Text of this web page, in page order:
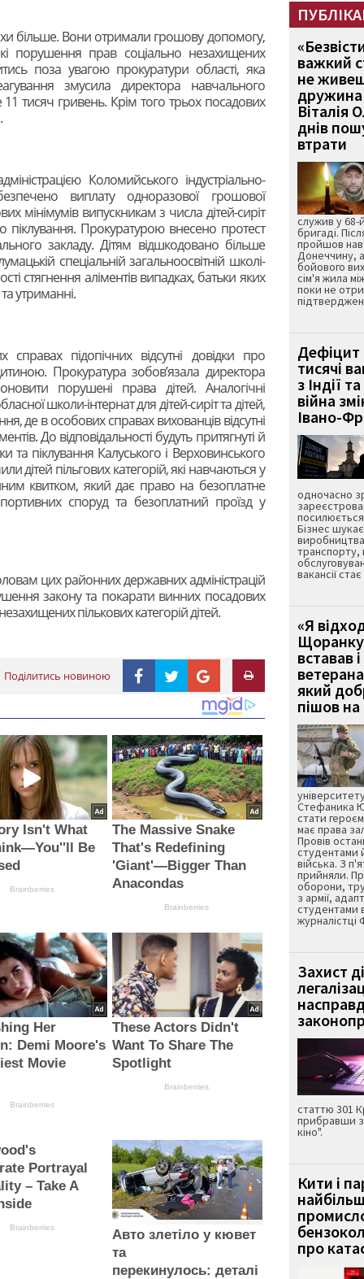
більше. Вони отримали грошову допомогу,
порушення прав соціально незахищених
поза увагою прокуратури області, яка
змусила директора навчального
тисяч гривень. Крім того трьох посадових
Коломийського індустріально-
виплату одноразової грошової
мінімумів випускникам з числа дітей-сиріт
піклування. Прокуратурою внесено протест
закладу. Дітям відшкодовано більше
спеціальній загальноосвітній школі-
стягнення аліментів випадках, батьки яких
утриманні.
підопічних відсутні довідки про
Прокуратура зобов’язала директора
порушені права дітей. Аналогічні
школи-інтернат для дітей-сиріт та дітей,
де в особових справах вихованців відсутні
До відповідальності будуть притягнуті й
та піклування Калуського і Верховинського
дітей пільгових категорій, які навчаються у
квитком, який дає право на безоплатне
спортивних споруд та безоплатний проїзд у
цих районних державних адміністрацій
закону та покарати винних посадових
пількових категорій дітей.
Поділитись новиною
Isn't What
Be
Brainberries
The Massive Snake
That's Redefining
'Giant'—Bigger Than
Anacondas
Brainberries
Her
Demi Moore's
Movie
Brainberries
These Actors Didn't
Want To Share The
Spotlight
Brainberries
Portrayal
– Take A
Brainberries
Авто злетіло у кювет
та
перекинулось: деталі
важкий
не
дружина
Віталія
днів
втрати
служив у 68-
бригаді.
пройшов
Донеччину,
бойового
сім'я жила
поки не
Дефіцит
тисячі
з Індії
війна
Івано-
одночасно
Бізнес
вакансії
«Я
Щоранку
вставав
який
пішов на
Стефаника
стати
має права
Провів
студентами
війська. З
прийняли.
оборони,
з армії,
студентами
журналістці
Захист
статтю 301
прибравши
кіно".
Кити і
про